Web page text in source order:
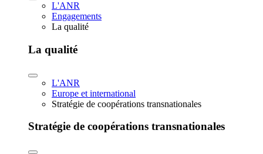
L'ANR
Engagements
La qualité
La qualité
L'ANR
Europe et international
Stratégie de coopérations transnationales
Stratégie de coopérations transnationales